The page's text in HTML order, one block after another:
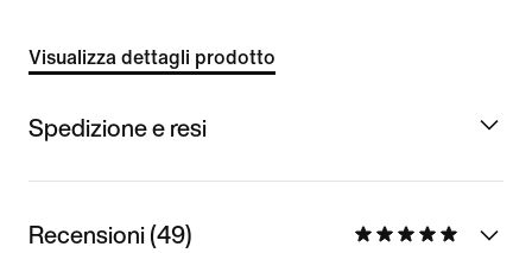
Visualizza dettagli prodotto
Spedizione e resi
Recensioni (49)